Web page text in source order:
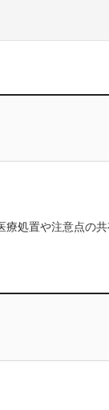
処置や注意点の